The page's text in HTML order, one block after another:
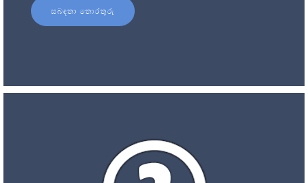
සබඳතා තොරතුරු